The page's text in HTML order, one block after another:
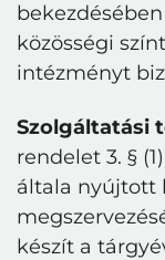
közösségi
intézményt
Szolgáltatási
rendelet 3. §
általa nyújtott
készít a